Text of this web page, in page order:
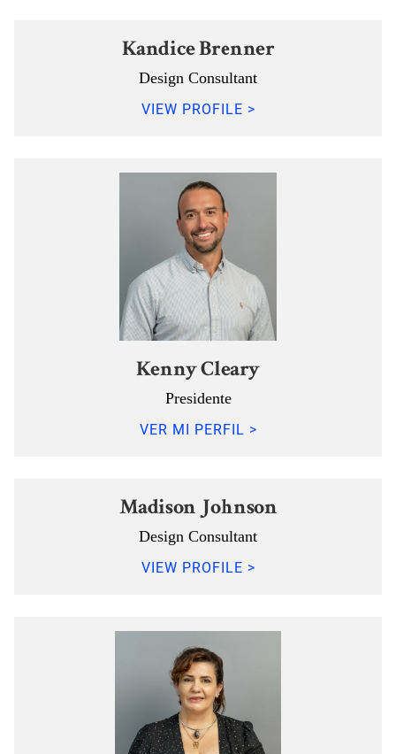
Kandice Brenner
Design Consultant
VIEW PROFILE >
Kenny Cleary
Presidente
VER MI PERFIL >
Madison Johnson
Design Consultant
VIEW PROFILE >